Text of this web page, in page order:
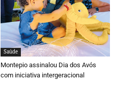
Saúde
Montepio assinalou Dia dos Avós
com iniciativa intergeracional